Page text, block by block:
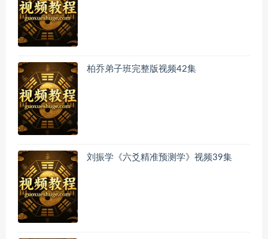
柏乔弟子班完整版视频42集
刘振学《六爻精准预测学》视频39集